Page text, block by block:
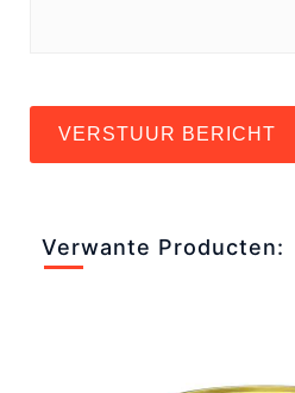
VERSTUUR BERICHT
Verwante Producten: